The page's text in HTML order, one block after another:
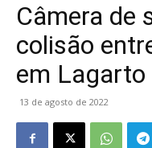
Câmera de
colisão
em Lagarto
13 de agosto de 2022